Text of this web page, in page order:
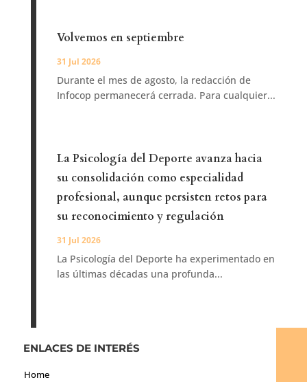
Volvemos en septiembre
31 Jul 2026
Durante el mes de agosto, la redacción de
Infocop permanecerá cerrada. Para cualquier...
La Psicología del Deporte avanza hacia
su consolidación como especialidad
profesional, aunque persisten retos para
su reconocimiento y regulación
31 Jul 2026
La Psicología del Deporte ha experimentado en
las últimas décadas una profunda...
ENLACES DE INTERÉS
Home